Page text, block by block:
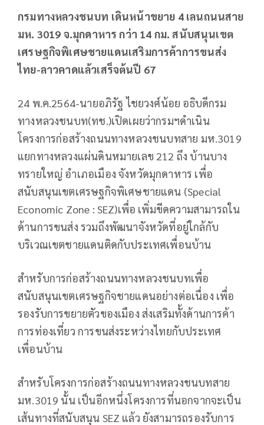
กรมทางหลวงชนบท เดินหน้าขยาย 4 เลนถนนสาย
มห. 3019 จ.มุกดาหาร กว่า 14 กม. สนับสนุนเขต
เศรษฐกิจพิเศษชายแดนเสริมการค้าการขนส่ง
ไทย-ลาวคาดแล้วเสร็จต้นปี 67
24 พ.ค.2564-นายอภิรัฐ ไชยวงศ์น้อย อธิบดีกรม
ทางหลวงชนบท(ทช.)เปิดเผยว่ากรมฯดำเนิน
โครงการก่อสร้างถนนทางหลวงชนบทสาย มห.3019
แยกทางหลวงแผ่นดินหมายเลข 212 ถึง บ้านบาง
ทรายใหญ่ อำเภอเมือง จังหวัดมุกดาหาร เพื่อ
สนับสนุนเขตเศรษฐกิจพิเศษชายแดน (Special
Economic Zone : SEZ)เพื่อ เพิ่มขีดความสามารถใน
ด้านการขนส่ง รวมถึงพัฒนาจังหวัดที่อยู่ใกล้กับ
บริเวณเขตชายแดนติดกับประเทศเพื่อนบ้าน
สำหรับการก่อสร้างถนนทางหลวงชนบทเพื่อ
สนับสนุนเขตเศรษฐกิจชายแดนอย่างต่อเนื่อง เพื่อ
รองรับการขยายตัวของเมือง ส่งเสริมทั้งด้านการค้า
การท่องเที่ยว การขนส่งระหว่างไทยกับประเทศ
เพื่อนบ้าน
สำหรับโครงการก่อสร้างถนนทางหลวงชนบทสาย
มห.3019 นั้น เป็นอีกหนึ่งโครงการที่นอกจากจะเป็น
เส้นทางที่สนับสนุน SEZ แล้ว ยังสามารถรองรับการ